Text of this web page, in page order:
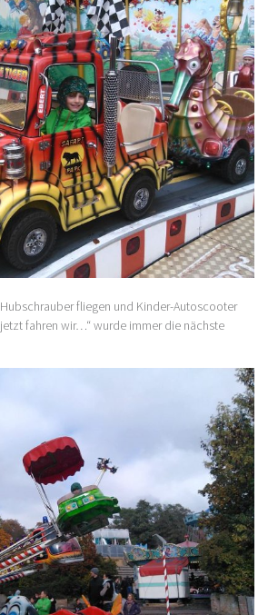
fliegen und Kinder-Autoscooter
fahren wir…“ wurde immer die nächste